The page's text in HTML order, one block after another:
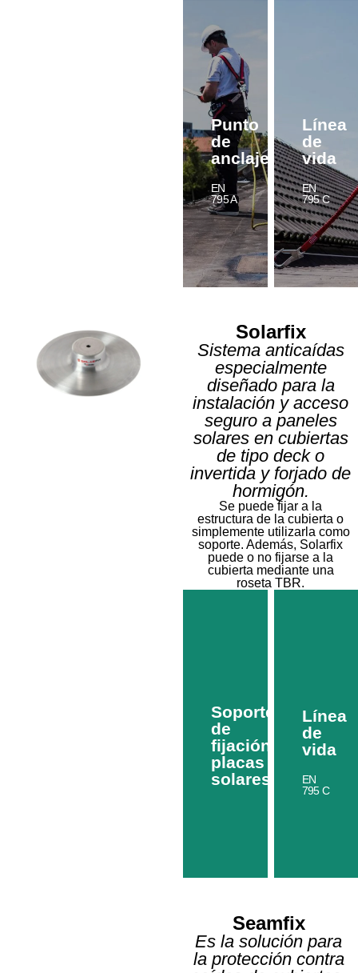
Punto
de
anclaje
EN
795 A
Twistfix
Punto
de
anclaje
Más
información
Línea
de
vida
EN
795 C
Línea
de
vida
Solarfix
Sistema anticaídas
especialmente
diseñado para la
instalación y acceso
seguro a paneles
solares en cubiertas
de tipo deck o
invertida y forjado de
hormigón.
Se puede fijar a la
estructura de la cubierta o
simplemente utilizarla como
soporte. Además, Solarfix
puede o no fijarse a la
cubierta mediante una
roseta TBR.
Soporte
de
fijación
placas
solares
Solarfix
Línea
de
vida
EN
795 C
Seamfix
Es la solución para
la protección contra